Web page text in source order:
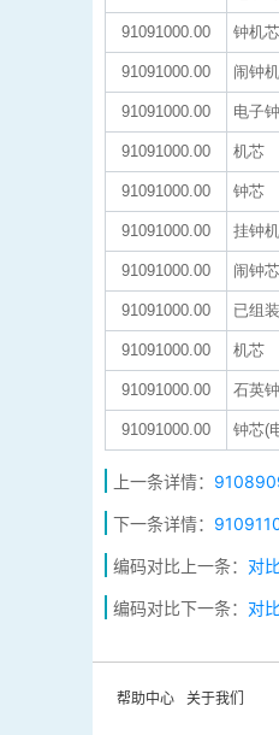
91091000.00 钟机芯
91091000.00 闹钟
91091000.00 电子
91091000.00 机芯
91091000.00 钟芯
91091000.00 挂钟
91091000.00 闹钟芯
91091000.00 已组
91091000.00 机芯
91091000.00 石英
91091000.00 钟芯(
上一条详情：
下一条详情：
编码对比上一条： 对
编码对比下一条： 对
帮助中心 关于我们